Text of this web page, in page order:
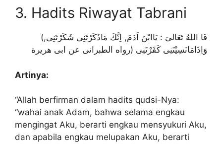
3. Hadits Riwayat Tabrani
(قَا اللهُ تَعَالىَ : يَاابْنَ اَدَمَ, اِنَّكَ مَاذَكَرْتَنِى شَكَرْتَنِى,
وَاِذَامَانَسِيْتَنِى كَفَرْتَنِى (رواه الطبرانى عن ابى هريرة
Artinya:
“Allah berfirman dalam hadits qudsi-Nya:
“wahai anak Adam, bahwa selama engkau
mengingat Aku, berarti engkau mensyukuri Aku,
dan apabila engkau melupakan Aku, berarti